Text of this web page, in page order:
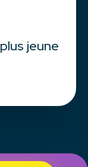
jeune